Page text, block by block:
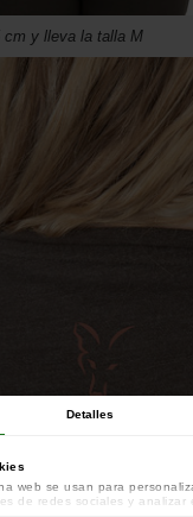
Detalles
web se usan para
de redes sociales y analizar
cm y lleva la talla M